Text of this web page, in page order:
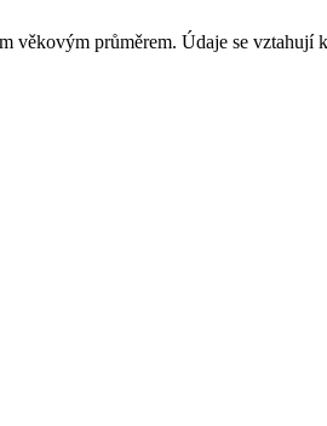
věkovým průměrem. Údaje se vztahují